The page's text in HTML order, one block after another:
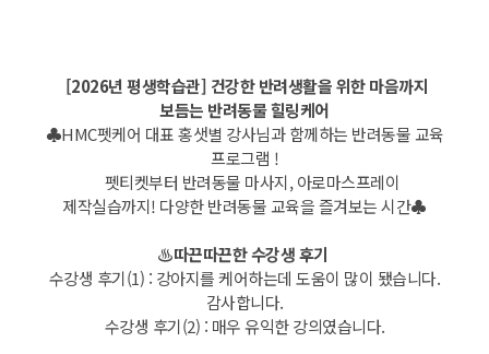
[2026년 평생학습관] 건강한 반려생활을 위한 마음까지
보듬는 반려동물 힐링케어
♣HMC펫케어 대표 홍샛별 강사님과 함께하는 반려동물 교육
프로그램 !
펫티켓부터 반려동물 마사지, 아로마스프레이
제작실습까지! 다양한 반려동물 교육을 즐겨보는 시간♣
♨따끈따끈한 수강생 후기
수강생 후기(1) : 강아지를 케어하는데 도움이 많이 됐습니다.
감사합니다.
수강생 후기(2) : 매우 유익한 강의였습니다.